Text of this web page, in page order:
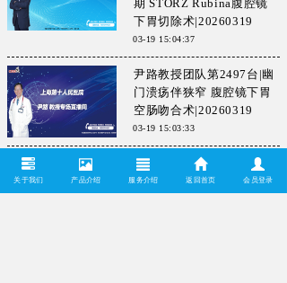
期 STORZ Rubina腹腔镜
下胃切除术|20260319
03-19 15:04:37
尹路教授团队第2497台|幽
门溃疡伴狭窄 腹腔镜下胃
空肠吻合术|20260319
03-19 15:03:33
尹路教授团队第2496台|盆
腔肿物 腹腔镜下盆腔巨大
关于我们 产品介绍 服务介绍 返回首页 会员登录